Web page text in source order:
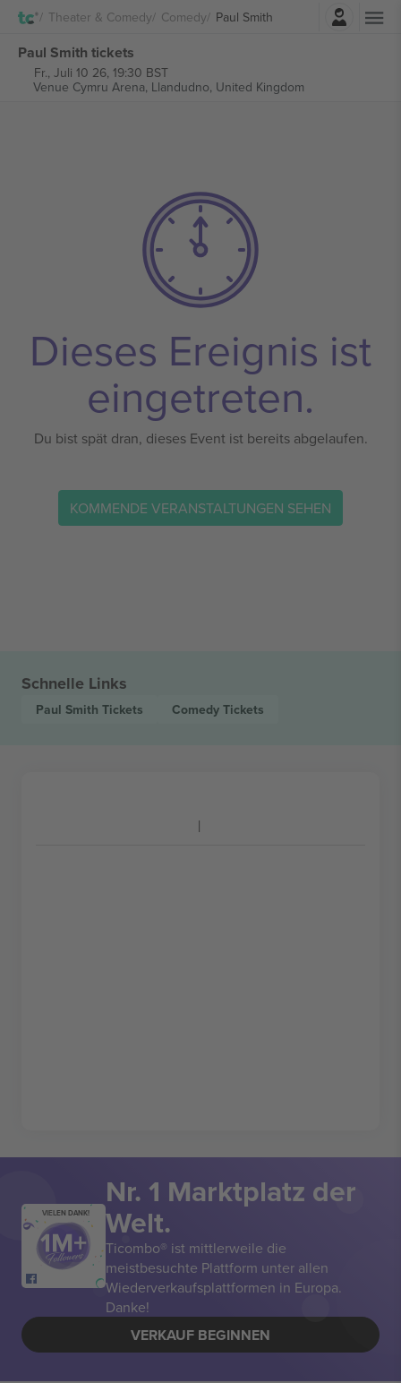
Theater & Comedy Comedy Paul Smith
Einloggen
Paul Smith tickets
Fr., Juli 10 26, 19:30 BST
Venue Cymru Arena, Llandudno, United Kingdom
Dieses Ereignis ist
eingetreten.
Du bist spät dran, dieses Event ist bereits abgelaufen.
KOMMENDE VERANSTALTUNGEN SEHEN
Schnelle Links
Paul Smith Tickets Comedy Tickets
VIELEN DANK!
Nr. 1 Marktplatz der
Welt.
Ticombo® ist mittlerweile die
meistbesuchte Plattform unter allen
Wiederverkaufsplattformen in Europa.
Danke!
VERKAUF BEGINNEN